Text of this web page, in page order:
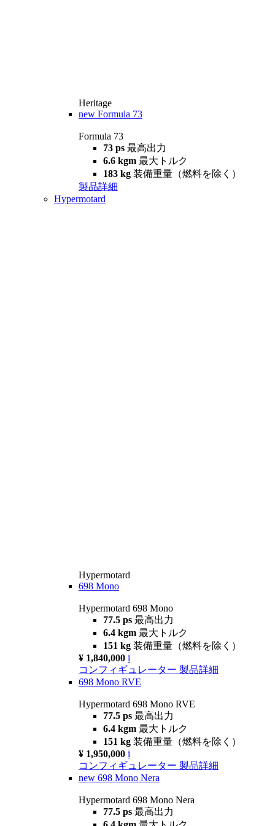
Heritage
new Formula 73
Formula 73
73 ps 最高出力
6.6 kgm 最大トルク
183 kg 装備重量（燃料を除く）
製品詳細
Hypermotard
Hypermotard
698 Mono
Hypermotard 698 Mono
77.5 ps 最高出力
6.4 kgm 最大トルク
151 kg 装備重量（燃料を除く）
¥ 1,840,000 i
コンフィギュレーター 製品詳細
698 Mono RVE
Hypermotard 698 Mono RVE
77.5 ps 最高出力
6.4 kgm 最大トルク
151 kg 装備重量（燃料を除く）
¥ 1,950,000 i
コンフィギュレーター 製品詳細
new 698 Mono Nera
Hypermotard 698 Mono Nera
77.5 ps 最高出力